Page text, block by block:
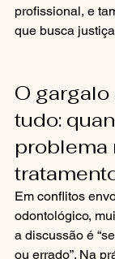
profissional, e
que busca
O gargalo
tudo:
problema
Em conflitos
odontológico,
a discussão é
ou errado”. Na